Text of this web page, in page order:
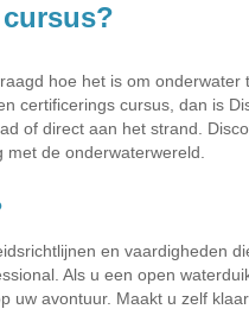
hoe het is om
certificerings cursus, dan is
of direct aan het strand.
de onderwaterwereld.
en vaardigheden
Als u een open
uw avontuur. Maakt u zelf